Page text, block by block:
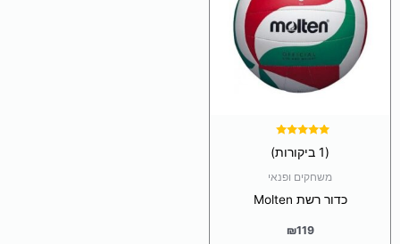
5.00
(1 ביקורות)
משחקים ופנאי
כדור רשת Molten
₪119